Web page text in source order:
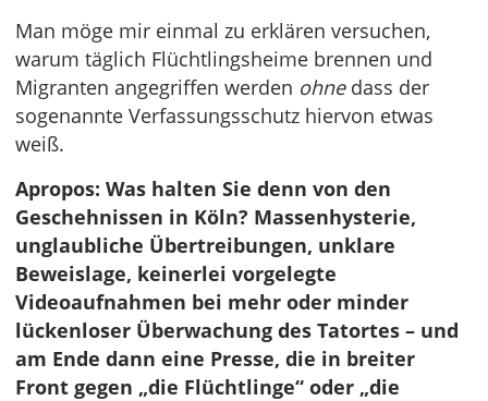
Man möge mir einmal zu erklären versuchen,
warum täglich Flüchtlingsheime brennen und
Migranten angegriffen werden ohnedass der
sogenannte Verfassungsschutz hiervon etwas
weiß.
Apropos: Was halten Sie denn von den
Geschehnissen in Köln? Massenhysterie,
unglaubliche Übertreibungen, unklare
Beweislage, keinerlei vorgelegte
Videoaufnahmen bei mehr oder minder
lückenloser Überwachung des Tatortes – und
am Ende dann eine Presse, die in breiter
Front gegen „die Flüchtlinge“ oder „die